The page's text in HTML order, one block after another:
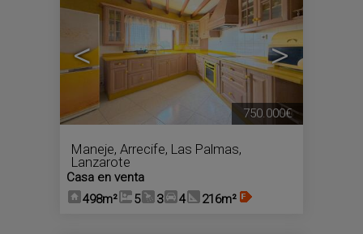
< >
Maneje, Arrecife, Las Palmas,
Lanzarote
Casa en venta
498m²
5 3 4 216m²
750.000€